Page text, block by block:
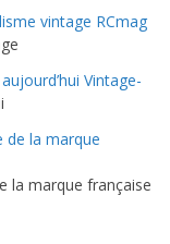
RCmag
Vintage-
la marque française